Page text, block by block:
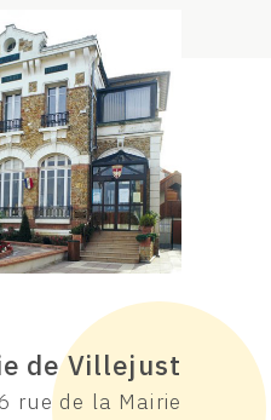
de Villejust
6 rue de la Mairie